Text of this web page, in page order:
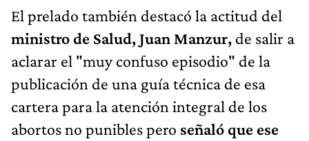
El prelado también destacó la actitud del
ministro de Salud, Juan Manzur, de salir a
aclarar el "muy confuso episodio" de la
publicación de una guía técnica de esa
cartera para la atención integral de los
abortos no punibles pero señaló que ese